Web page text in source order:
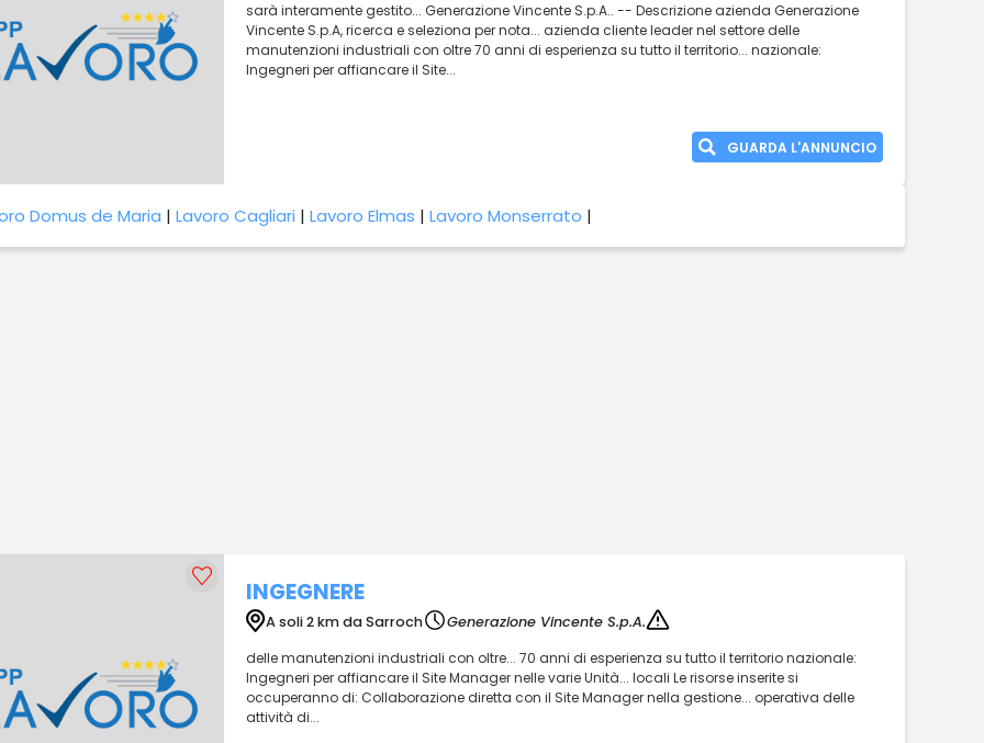
sarà interamente gestito... Generazione Vincente S.p.A.. -- Descrizione azienda Generazione
Vincente S.p.A, ricerca e seleziona per nota... azienda cliente leader nel settore delle
manutenzioni industriali con oltre 70 anni di esperienza su tutto il territorio... nazionale:
Ingegneri per affiancare il Site...
GUARDA L'ANNUNCIO
Domus de Maria | Lavoro Cagliari | Lavoro Elmas | Lavoro Monserrato |
INGEGNERE
A soli 2 km da Sarroch
Generazione Vincente S.p.A.
delle manutenzioni industriali con oltre... 70 anni di esperienza su tutto il territorio nazionale:
Ingegneri per affiancare il Site Manager nelle varie Unità... locali Le risorse inserite si
occuperanno di: Collaborazione diretta con il Site Manager nella gestione... operativa delle
attività di...